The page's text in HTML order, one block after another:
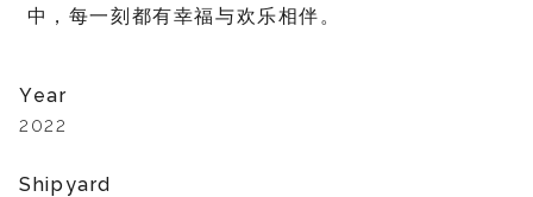
中，每一刻都有幸福与欢乐相伴。
Year
2022
Shipyard